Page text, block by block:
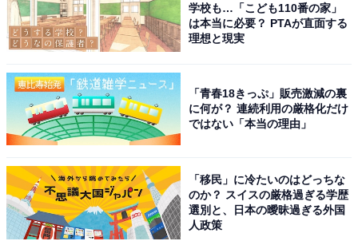
も、「勤」の字で表記します。「勤務する」と言い換え
られる場合は「勤める」とするのが良いでしょう。
また、「勤行（ごんぎょう）」や「お勤め」というよう
に、「仏事を修める」という意味もあることから、「仏
道修行をする」の意味の「つとめる」も「勤」の字を使
います。
さらに、主に古語で、「勤」の字を「ゆめ」と読むと、
「気を付けて。つつしんで」と強く注意を促す意味があ
り、「自愛・自重する」という意味でも、この字を用い
学校も…「こども110番の家」
は本当に必要？ PTAが直面する
理想と現実
「青春18きっぷ」販売激減の裏
に何が？ 連続利用の厳格化だけ
ではない「本当の理由」
「移民」に冷たいのはどっちな
のか？ スイスの厳格過ぎる学歴
選別と、日本の曖昧過ぎる外国
人政策